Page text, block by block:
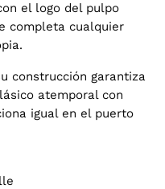
el logo del pulpo
completa cualquier
construcción garantiza
atemporal con
igual en el puerto